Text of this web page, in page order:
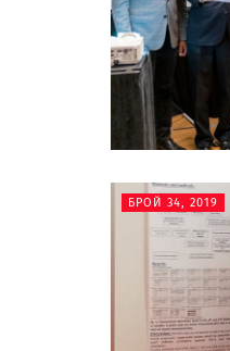
БРОЙ 34, 2019